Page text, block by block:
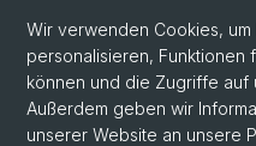
Social Media
LinkedIn
Wir verwenden Cookies,
personalisieren, Funktionen
können und die Zugriffe auf
Außerdem geben wir
unserer Website an unsere